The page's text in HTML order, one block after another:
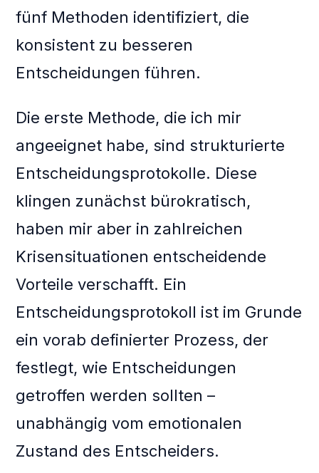
fünf Methoden identifiziert, die
konsistent zu besseren
Entscheidungen führen.
Die erste Methode, die ich mir
angeeignet habe, sind strukturierte
Entscheidungsprotokolle. Diese
klingen zunächst bürokratisch,
haben mir aber in zahlreichen
Krisensituationen entscheidende
Vorteile verschafft. Ein
Entscheidungsprotokoll ist im Grunde
ein vorab definierter Prozess, der
festlegt, wie Entscheidungen
getroffen werden sollten –
unabhängig vom emotionalen
Zustand des Entscheiders.